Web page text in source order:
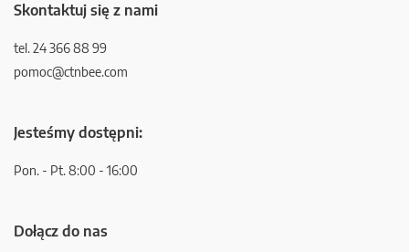
Skontaktuj się z nami
tel. 24 366 88 99
pomoc@ctnbee.com
Jesteśmy dostępni:
Pon. - Pt. 8:00 - 16:00
Dołącz do nas